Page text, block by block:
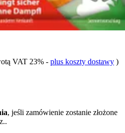
VAT 23% - plus koszty dostawy )
, jeśli zamówienie zostanie złożone
.